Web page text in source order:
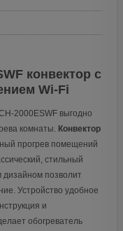
конвектор с
Wi-Fi
2000ESWF выгодно
комнаты. Конвектор
прогрев помещений
стильный
позволит
Устройство удобное
и
обогреватель